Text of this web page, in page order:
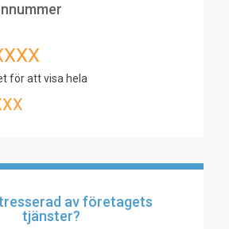
för att visa hela
av företagets
tjänster?